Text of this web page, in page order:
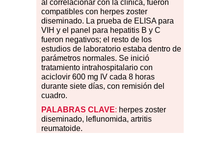
al correlacionar con la clínica, fueron
compatibles con herpes zoster
diseminado. La prueba de ELISA para
VIH y el panel para hepatitis B y C
fueron negativos; el resto de los
estudios de laboratorio estaba dentro de
parámetros normales. Se inició
tratamiento intrahospitalario con
aciclovir 600 mg IV cada 8 horas
durante siete días, con remisión del
cuadro.
PALABRAS CLAVE: herpes zoster
diseminado, leflunomida, artritis
reumatoide.